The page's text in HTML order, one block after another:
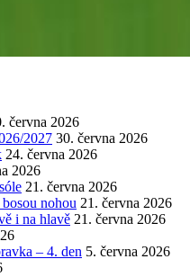
června 2026
2027 30. června 2026
24. června 2026
2026
21. června 2026
nohou 21. června 2026
i na hlavě 21. června 2026
– 4. den 5. června 2026